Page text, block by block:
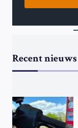
Recent nieuws